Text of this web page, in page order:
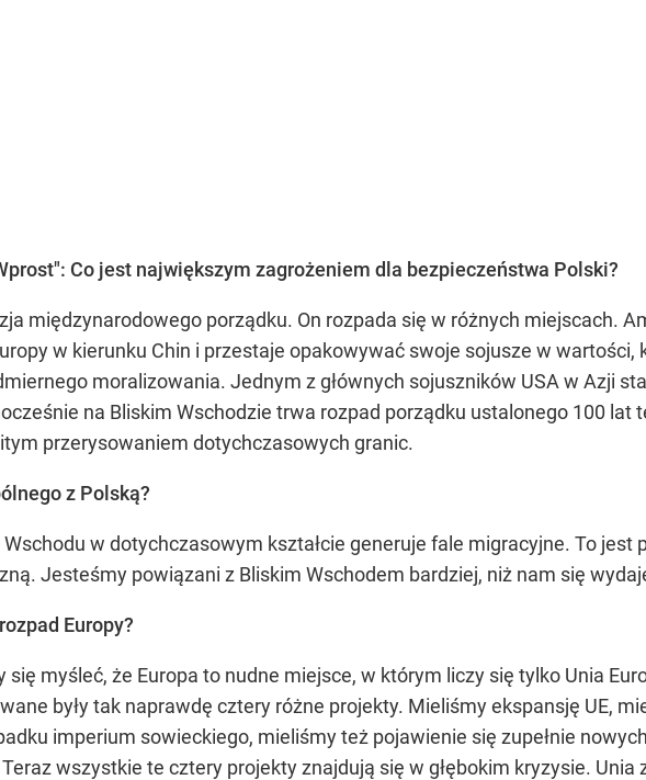
Co jest największym zagrożeniem dla bezpieczeństwa Polski?
międzynarodowego porządku. On rozpada się w różnych miejscach.
w kierunku Chin i przestaje opakowywać swoje sojusze w wartości,
moralizowania. Jednym z głównych sojuszników USA w Azji
na Bliskim Wschodzie trwa rozpad porządku ustalonego 100 lat
przerysowaniem dotychczasowych granic.
z Polską?
Wschodu w dotychczasowym kształcie generuje fale migracyjne. To
Jesteśmy powiązani z Bliskim Wschodem bardziej, niż nam się
Europy?
się myśleć, że Europa to nudne miejsce, w którym liczy się tylko Unia
były tak naprawdę cztery różne projekty. Mieliśmy ekspansję UE,
imperium sowieckiego, mieliśmy też pojawienie się zupełnie
wszystkie te cztery projekty znajdują się w głębokim kryzysie.